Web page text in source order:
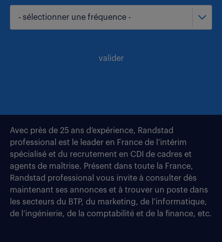
- sélectionner une fréquence -
valider
Avec près de 25 ans d’expérience, Randstad
professional est le leader en France de l’intérim
spécialisé et du recrutement en CDI de cadres et
agents de maîtrise. Présent dans toute la France,
Randstad professional vous invite à consulter dès
maintenant ses annonces et à trouver un poste dans
les secteurs du BTP, du marketing, de l’informatique,
de l’ingénierie, de la comptabilité et de la finance, etc.